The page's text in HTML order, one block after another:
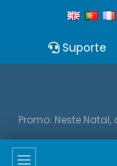
Suporte
Promo: Neste